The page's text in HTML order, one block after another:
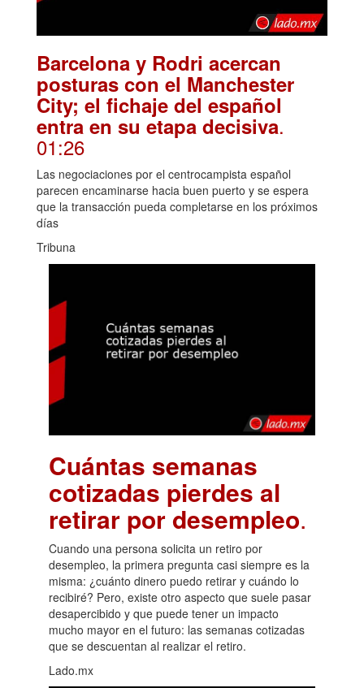
Barcelona y Rodri acercan
posturas con el Manchester
City; el fichaje del español
entra en su etapa decisiva.
01:26
Las negociaciones por el centrocampista español
parecen encaminarse hacia buen puerto y se espera
que la transacción pueda completarse en los próximos
días
Tribuna
Cuántas semanas
cotizadas pierdes al
retirar por desempleo.
Cuando una persona solicita un retiro por
desempleo, la primera pregunta casi siempre es la
misma: ¿cuánto dinero puedo retirar y cuándo lo
recibiré? Pero, existe otro aspecto que suele pasar
desapercibido y que puede tener un impacto
mucho mayor en el futuro: las semanas cotizadas
que se descuentan al realizar el retiro.
Lado.mx